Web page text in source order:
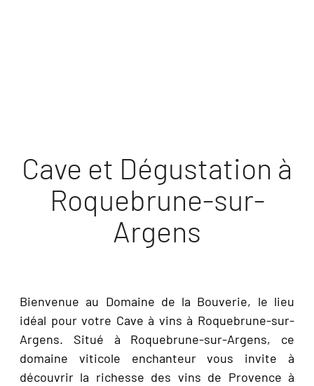
Cave et Dégustation à
Roquebrune-sur-
Argens
Bienvenue au Domaine de la Bouverie, le lieu
idéal pour votre Cave à vins à Roquebrune-sur-
Argens. Situé à Roquebrune-sur-Argens, ce
domaine viticole enchanteur vous invite à
découvrir la richesse des vins de Provence à